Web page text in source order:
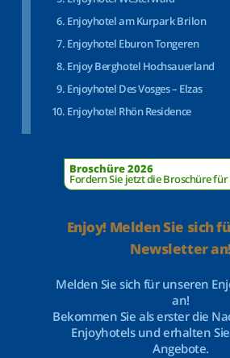
Enjoyhotel am Kurpark Brilon
Enjoyhotel Eburon Tongeren
Enjoy Berghotel Hochsauerland
Enjoyhotel Des Vosges – Elzas
Enjoyhotel Rhön Residence
Broschüre 2026
Fordern Sie jetzt die Broschüre für
Enjoy! Melden Sie sich
Newsletter
Melden Sie sich für unseren
an!
Bekommen Sie als erster die
Enjoyhotels und erhalten
Angebote.